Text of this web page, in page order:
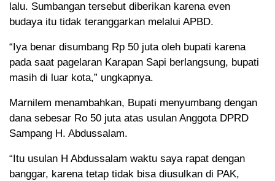
lalu. Sumbangan tersebut diberikan karena even
budaya itu tidak teranggarkan melalui APBD.
“Iya benar disumbang Rp 50 juta oleh bupati karena
pada saat pagelaran Karapan Sapi berlangsung, bupati
masih di luar kota,” ungkapnya.
Marnilem menambahkan, Bupati menyumbang dengan
dana sebesar Ro 50 juta atas usulan Anggota DPRD
Sampang H. Abdussalam.
“Itu usulan H Abdussalam waktu saya rapat dengan
banggar, karena tetap tidak bisa diusulkan di PAK,